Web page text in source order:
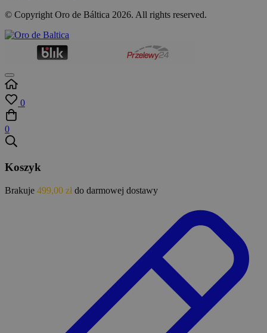
© Copyright Oro de Báltica 2026. All rights reserved.
0
0
Koszyk
Brakuje 499,00 złdo darmowej dostawy